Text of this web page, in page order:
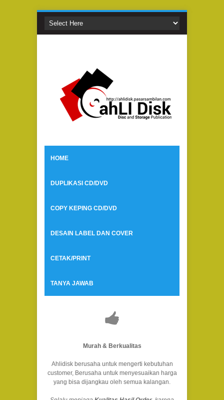
HOME
DUPLIKASI CD/DVD
COPY KEPING CD/DVD
DESAIN LABEL DAN COVER
CETAK/PRINT
TANYA JAWAB
Murah & Berkualitas
Ahlidisk berusaha untuk mengerti kebutuhan
customer, Berusaha untuk menyesuaikan harga
yang bisa dijangkau oleh semua kalangan.